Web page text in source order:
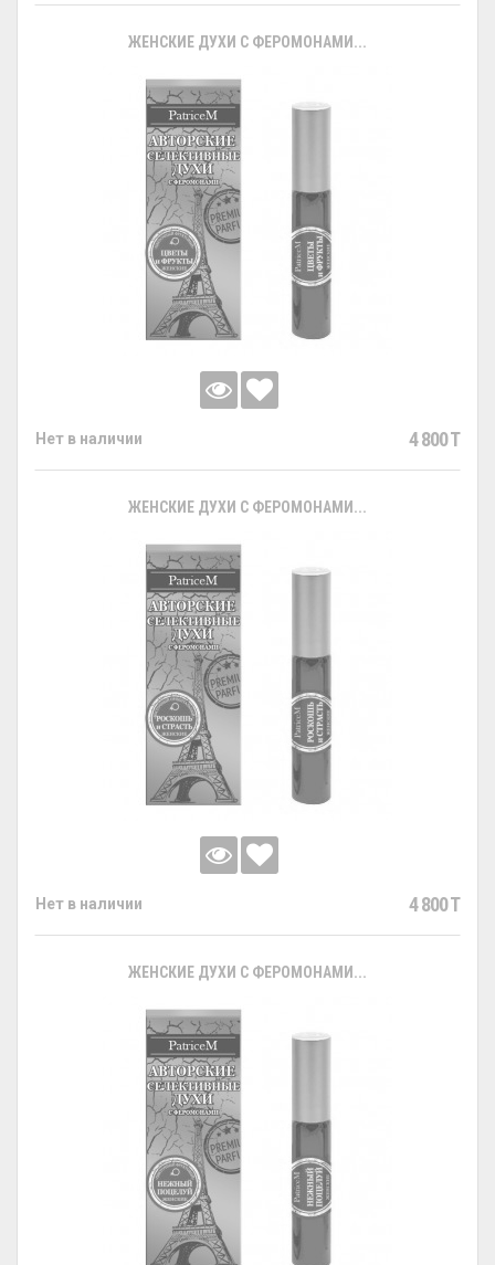
ЖЕНСКИЕ ДУХИ С ФЕРОМОНАМИ...
Нет в наличии 4 800 T
ЖЕНСКИЕ ДУХИ С ФЕРОМОНАМИ...
Нет в наличии 4 800 T
ЖЕНСКИЕ ДУХИ С ФЕРОМОНАМИ...